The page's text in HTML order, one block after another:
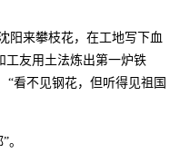
阳来攀枝花，在工地写下血
工友用土法炼出第一炉铁
“看不见钢花，但听得见祖国
”。